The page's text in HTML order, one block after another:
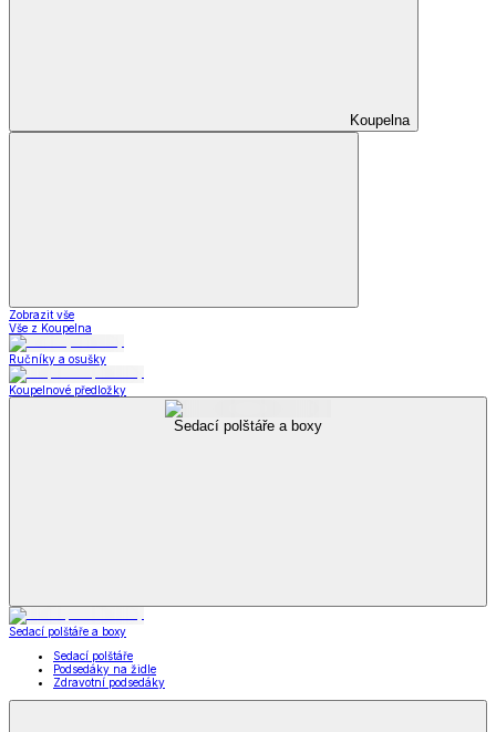
Koupelna
Zobrazit vše
Vše z Koupelna
Ručníky a osušky
Koupelnové předložky
Sedací polštáře a boxy
Sedací polštáře a boxy
Sedací polštáře
Podsedáky na židle
Zdravotní podsedáky